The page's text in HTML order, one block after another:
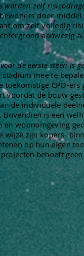
worden zelf
door
om zelf volledig
aanwezig
voorde eerste steen is
stadium mee te
toekomstige CPO-
voordat de bouw
de individuele
Bovendien is een
en woonomgeving
wijze zijn kopers-
op huneigen
behoeft